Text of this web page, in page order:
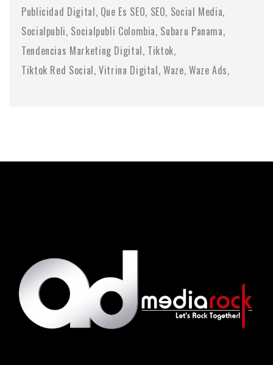
Publicidad Digital Que Es SEO SEO Social Media
Socialpubli Socialpubli Colombia Subaru Panama
Tendencias Marketing Digital Tiktok
Tiktok Red Social Vitrina Digital Waze Waze Ads